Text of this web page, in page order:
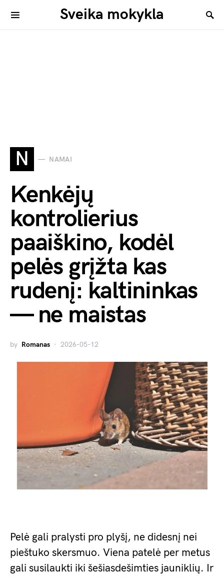
Sveika mokykla
N NAMAI
Kenkėjų
kontrolierius
paaiškino, kodėl
pelės grįžta kas
rudenį: kaltininkas
— ne maistas
by Romanas 2026-05-12
Pelė gali pralysti pro plyšį, ne didesnį nei
pieštuko skersmuo. Viena patelė per metus
gali susilaukti iki šešiasdešimties jauniklių. Ir